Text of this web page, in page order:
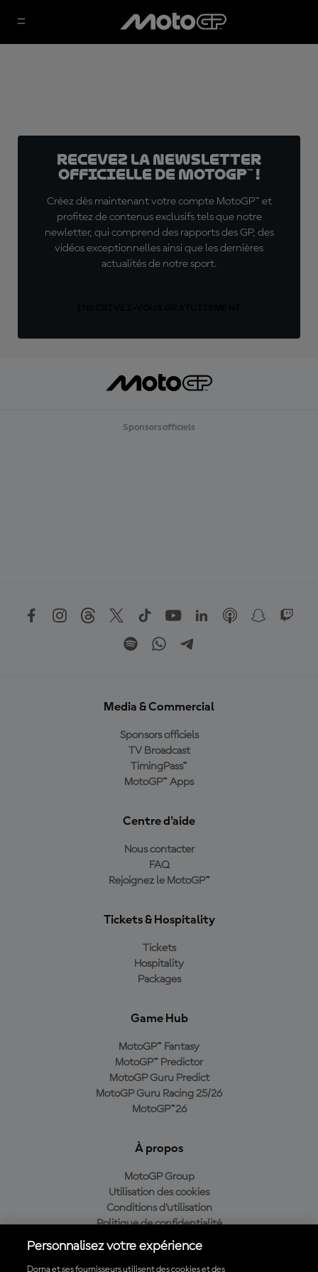
Recevez la Newsletter
officielle de MotoGP™ !
Créez dès maintenant votre compte MotoGP™ et
profitez de contenus exclusifs tels que notre
newletter, qui comprend des rapports des GP, des
vidéos exceptionnelles ainsi que les dernières
actualités de notre sport.
Sponsors officiels
Media & Commercial
Sponsors officiels
TV Broadcast
TimingPass™
MotoGP™ Apps
Centre d'aide
Nous contacter
FAQ
Rejoignez le MotoGP™
Tickets & Hospitality
Tickets
Hospitality
Packages
Game Hub
MotoGP™ Fantasy
MotoGP™ Predictor
MotoGP Guru Predict
MotoGP Guru Racing 25/26
MotoGP™26
À propos
MotoGP Group
Utilisation des cookies
Conditions d'utilisation
Politique de confidentialité
Politique d’achat
Personnalisez votre expérience
Dorna et ses fournisseurs utilisent des cookies et des